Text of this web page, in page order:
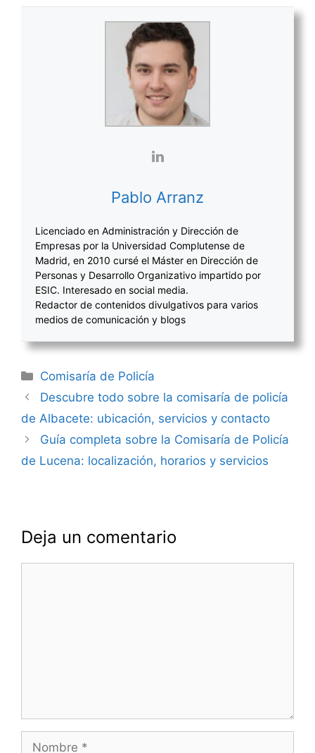
Pablo Arranz
Licenciado en Administración y Dirección de
Empresas por la Universidad Complutense de
Madrid, en 2010 cursé el Máster en Dirección de
Personas y Desarrollo Organizativo impartido por
ESIC. Interesado en social media.
Redactor de contenidos divulgativos para varios
medios de comunicación y blogs
Categorías
Comisaría de Policía
Navegación
de
Descubre todo sobre la comisaría de policía
de Albacete: ubicación, servicios y contacto
Guía completa sobre la Comisaría de Policía
de Lucena: localización, horarios y servicios
Deja un comentario